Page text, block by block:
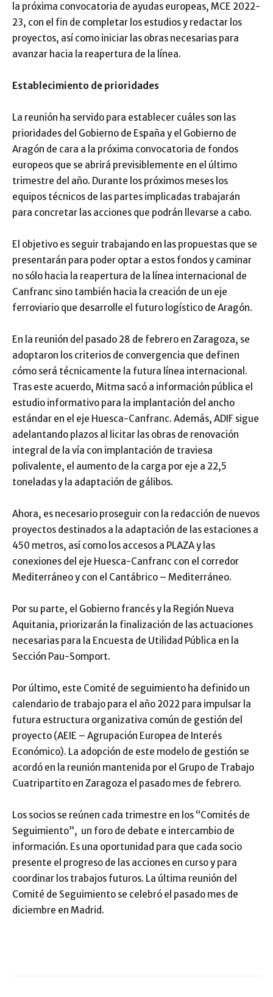
la próxima convocatoria de ayudas europeas, MCE 2022-
23, con el fin de completar los estudios y redactar los
proyectos, así como iniciar las obras necesarias para
avanzar hacia la reapertura de la línea.
Establecimiento de prioridades
La reunión ha servido para establecer cuáles son las
prioridades del Gobierno de España y el Gobierno de
Aragón de cara a la próxima convocatoria de fondos
europeos que se abrirá previsiblemente en el último
trimestre del año. Durante los próximos meses los
equipos técnicos de las partes implicadas trabajarán
para concretar las acciones que podrán llevarse a cabo.
El objetivo es seguir trabajando en las propuestas que se
presentarán para poder optar a estos fondos y caminar
no sólo hacia la reapertura de la línea internacional de
Canfranc sino también hacia la creación de un eje
ferroviario que desarrolle el futuro logístico de Aragón.
En la reunión del pasado 28 de febrero en Zaragoza, se
adoptaron los criterios de convergencia que definen
cómo será técnicamente la futura línea internacional.
Tras este acuerdo, Mitma sacó a información pública el
estudio informativo para la implantación del ancho
estándar en el eje Huesca-Canfranc. Además, ADIF sigue
adelantando plazos al licitar las obras de renovación
integral de la vía con implantación de traviesa
polivalente, el aumento de la carga por eje a 22,5
toneladas y la adaptación de gálibos.
Ahora, es necesario proseguir con la redacción de nuevos
proyectos destinados a la adaptación de las estaciones a
450 metros, así como los accesos a PLAZA y las
conexiones del eje Huesca-Canfranc con el corredor
Mediterráneo y con el Cantábrico – Mediterráneo.
Por su parte, el Gobierno francés y la Región Nueva
Aquitania, priorizarán la finalización de las actuaciones
necesarias para la Encuesta de Utilidad Pública en la
Sección Pau-Somport.
Por último, este Comité de seguimiento ha definido un
calendario de trabajo para el año 2022 para impulsar la
futura estructura organizativa común de gestión del
proyecto (AEIE – Agrupación Europea de Interés
Económico). La adopción de este modelo de gestión se
acordó en la reunión mantenida por el Grupo de Trabajo
Cuatripartito en Zaragoza el pasado mes de febrero.
Los socios se reúnen cada trimestre en los “Comités de
Seguimiento”, un foro de debate e intercambio de
información. Es una oportunidad para que cada socio
presente el progreso de las acciones en curso y para
coordinar los trabajos futuros. La última reunión del
Comité de Seguimiento se celebró el pasado mes de
diciembre en Madrid.